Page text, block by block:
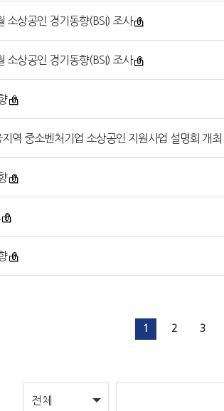
소상공인 경기동향(BSI) 조사
소상공인 경기동향(BSI) 조사
역 중소벤처기업 소상공인 지원사업 설명회 개최
1 2 3